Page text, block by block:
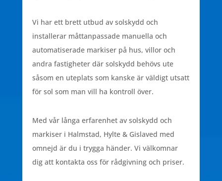
Vi har ett brett utbud av solskydd och
installerar måttanpassade manuella och
automatiserade markiser på hus, villor och
andra fastigheter där solskydd behövs ute
såsom en uteplats som kanske är väldigt utsatt
för sol som man vill ha kontroll över.
Med vår långa erfarenhet av solskydd och
markiser i Halmstad, Hylte & Gislaved med
omnejd är du i trygga händer. Vi välkomnar
dig att kontakta oss för rådgivning och priser.